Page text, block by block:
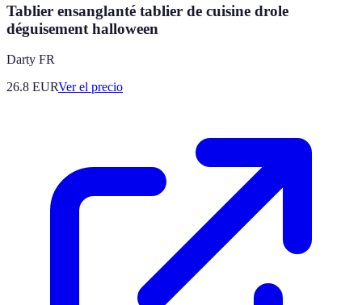
Tablier ensanglanté tablier de cuisine drole
déguisement halloween
Darty FR
26.8 EURVer el precio